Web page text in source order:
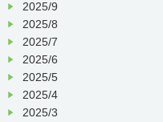
2025/9
2025/8
2025/7
2025/6
2025/5
2025/4
2025/3